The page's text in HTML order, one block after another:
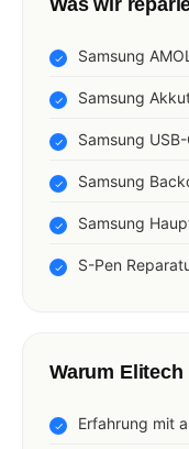
Samsung
Samsung
Samsung
Samsung
Samsung
S-Pen
Warum Elitech
Erfahrung mit